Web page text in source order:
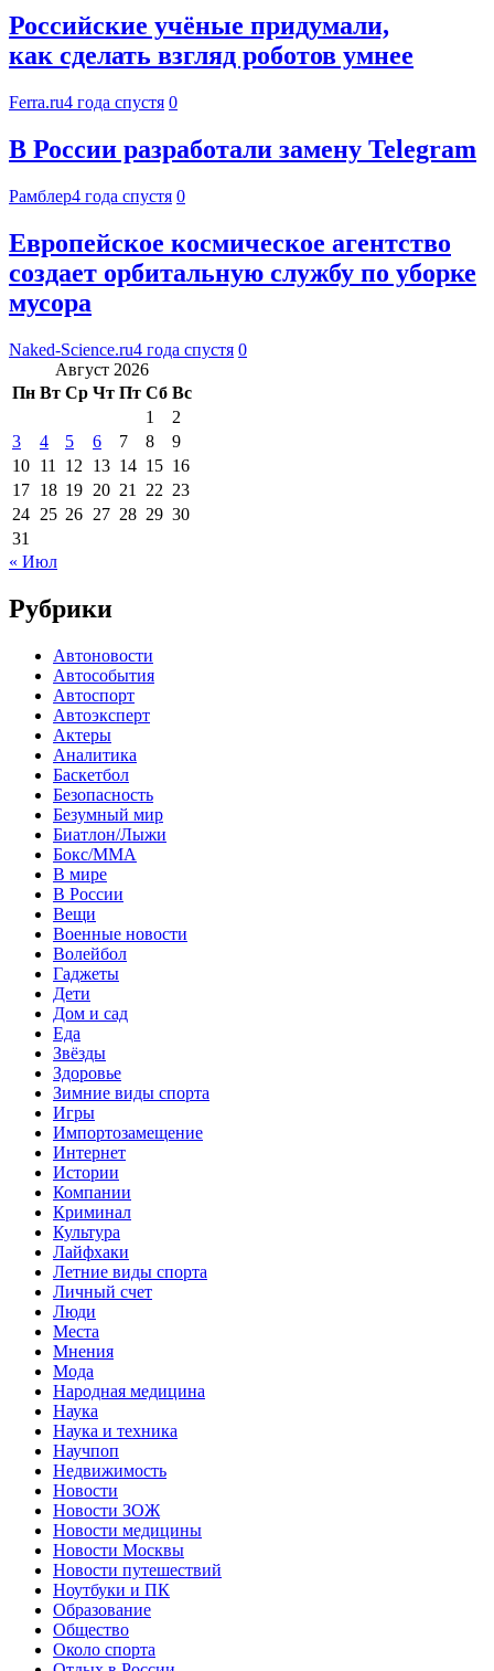
Российские учёные придумали,
как сделать взгляд роботов умнее
Ferra.ru4 года спустя 0
В России разработали замену Telegram
Рамблер4 года спустя 0
Европейское космическое агентство
создает орбитальную службу по уборке
мусора
Naked-Science.ru4 года спустя 0
Август 2026
Пн Вт Ср Чт Пт Сб Вс
1
2
3
4 5 6 7 8
9
10 11 12 13 14 15 16
17 18 19 20 21 22 23
24 25 26 27 28 29 30
31
« Июл
Рубрики
Автоновости
Автособытия
Автоспорт
Автоэксперт
Актеры
Аналитика
Баскетбол
Безопасность
Безумный мир
Биатлон/Лыжи
Бокс/MMA
В мире
В России
Вещи
Военные новости
Волейбол
Гаджеты
Дети
Дом и сад
Еда
Звёзды
Здоровье
Зимние виды спорта
Игры
Импортозамещение
Интернет
Истории
Компании
Криминал
Культура
Лайфхаки
Летние виды спорта
Личный счет
Люди
Места
Мнения
Мода
Народная медицина
Наука
Наука и техника
Научпоп
Недвижимость
Новости
Новости ЗОЖ
Новости медицины
Новости Москвы
Новости путешествий
Ноутбуки и ПК
Образование
Общество
Около спорта